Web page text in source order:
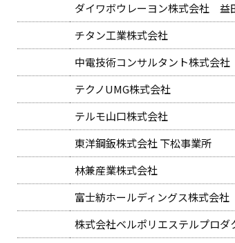
ダイワボウレーヨン株式会社 益
チタン工業株式会社
中電技術コンサルタント株式会社
テクノUMG株式会社
テルモ山口株式会社
東洋鋼鈑株式会社 下松事業所
林兼産業株式会社
富士紡ホールディングス株式会社
株式会社ベルポリエステルプロダ